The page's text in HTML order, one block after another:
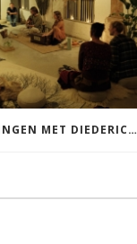
MANTRA ZINGEN MET DIEDERICK VRIJDAG 25 SEPTEMBER EN 20 NOVEMBER